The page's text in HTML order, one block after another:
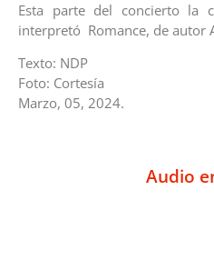
Esta parte del concierto la
interpretó Romance, de autor
Texto: NDP
Foto: Cortesía
Marzo, 05, 2024.
Audio